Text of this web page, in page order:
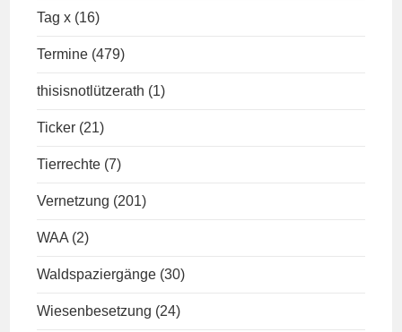
Tag x (16)
Termine (479)
thisisnotlützerath (1)
Ticker (21)
Tierrechte (7)
Vernetzung (201)
WAA (2)
Waldspaziergänge (30)
Wiesenbesetzung (24)